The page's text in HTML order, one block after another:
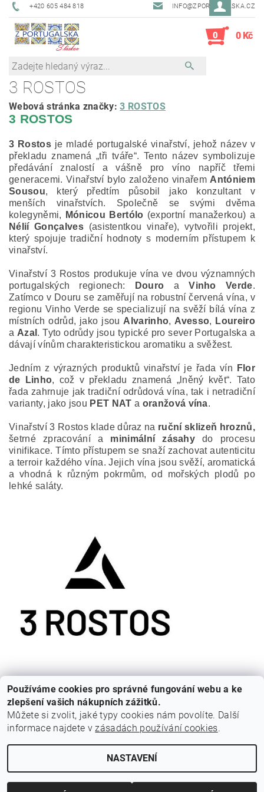
+420 605 484 818 INFO@ZPORTUGALSKA.CZ
0 0 Kč
3 ROSTOS
Webová stránka značky:3 ROSTOS
3 ROSTOS
3 Rostos je mladé portugalské vinařství, jehož název v
překladu znamená „tři tváře“. Tento název symbolizuje
předávání znalostí a vášně pro víno napříč třemi
generacemi. Vinařství bylo založeno vinařem Antóniem
Sousou, který předtím působil jako konzultant v
menších vinařstvích.
Společně se svými dvěma
kolegyněmi,
Mónicou Bertólo (exportní manažerkou) a
Nélií Gonçalves (asistentkou vinaře), vytvořili projekt,
který spojuje tradiční hodnoty s moderním přístupem k
vinařství.
Vinařství 3 Rostos produkuje vína ve dvou významných
portugalských regionech:
Douro aVinho Verde.
Zatímco v Douru se zaměřují na robustní červená vína, v
regionu Vinho Verde se specializují na svěží bílá vína z
místních odrůd, jako jsou Alvarinho, Avesso, Loureiro
a Azal . Tyto odrůdy jsou typické pro sever Portugalska a
dávají vínům charakteristickou aromatiku a svěžest.
Jedním z výrazných produktů vinařství je řada vín
Flor
de Linho, což v překladu znamená „lněný květ“. Tato
řada zahrnuje jak tradiční odrůdová vína, tak i netradiční
varianty, jako jsou PET NAT a oranžová vína.
Vinařství 3 Rostos klade důraz na ruční sklizeň hroznů,
šetrné zpracování a minimální zásahy do procesu
vinifikace. Tímto přístupem se snaží zachovat autenticitu
a terroir každého vína. Jejich vína jsou svěží, aromatická
a vhodná k různým pokrmům, od mořských plodů po
lehké saláty.
Žádné produkty od výrobce3 ROSTOSnebyly nalezeny....
2026 © Z Portugalska, všechna práva vyhrazenaUpravit nastavení cookies
Používáme cookies pro správné fungování webu a ke
zlepšení vašich nákupních zážitků.
Můžete si zvolit, jaké typy cookies nám povolíte. Další
informace najdete vzásadách používání cookies.
NASTAVENÍ